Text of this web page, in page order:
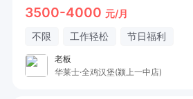
3500-4000 元/月
不限 工作轻松 节日福利
老板
华莱士·全鸡汉堡(颍上一中店)